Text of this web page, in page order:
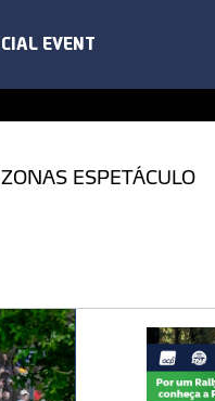
ZONAS ESPETÁCULO